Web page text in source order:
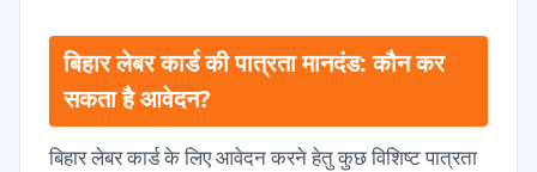
बिहार लेबर कार्ड की पात्रता मानदंड: कौन कर
सकता है आवेदन?
बिहार लेबर कार्ड के लिए आवेदन करने हेतु कुछ विशिष्ट पात्रता